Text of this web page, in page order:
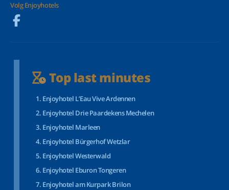
Volg Enjoyhotels
Top last minutes
Enjoyhotel L’Eau Vive Ardennen
Enjoyhotel Drie Paardekens Mechelen
Enjoyhotel Marleen
Enjoyhotel Bürgerhof Wetzlar
Enjoyhotel Westerwald
Enjoyhotel Eburon Tongeren
Enjoyhotel am Kurpark Brilon